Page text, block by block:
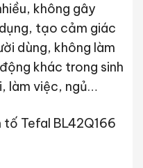
không gây
tạo cảm giác
dùng, không làm
khác trong sinh
làm việc, ngủ…